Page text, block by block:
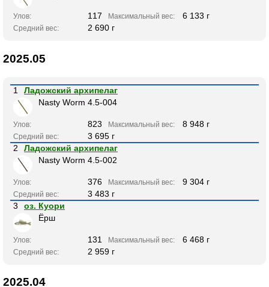
Улов: 117 Максимальный вес: 6 133 г
Средний вес: 2 690 г
2025.05
1
Ладожский архипелаг
Nasty Worm 4.5-004
Улов: 823 Максимальный вес: 8 948 г
Средний вес:
3 695 г
2
Ладожский архипелаг
Nasty Worm 4.5-002
Улов: 376 Максимальный вес: 9 304 г
Средний вес:
3 483 г
3
оз. Куори
Ёрш
Улов: 131 Максимальный вес: 6 468 г
Средний вес: 2 959 г
2025.04